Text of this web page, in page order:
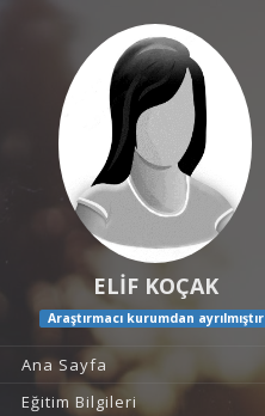
ELİF KOÇAK
Araştırmacı kurumdan ayrılmıştır
Ana Sayfa
Eğitim Bilgileri